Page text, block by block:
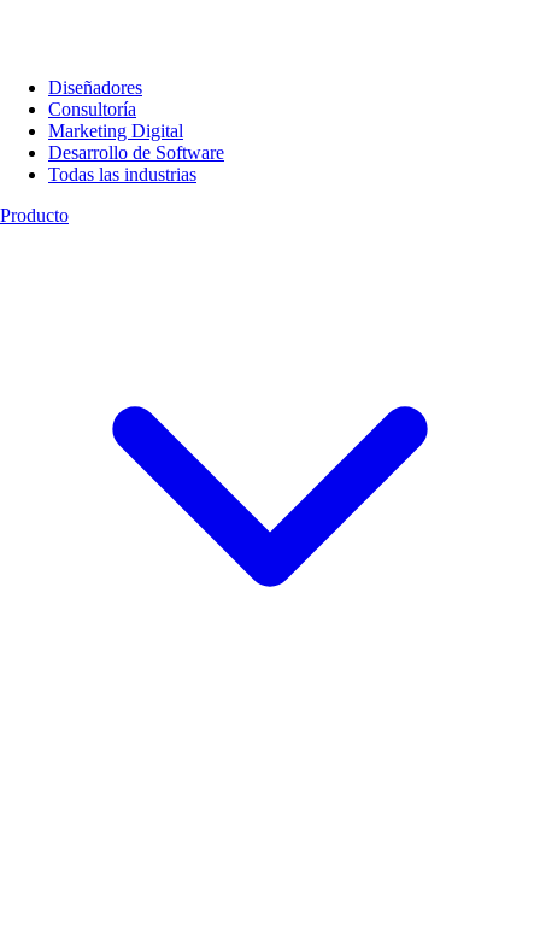
Diseñadores
Consultoría
Marketing Digital
Desarrollo de Software
Todas las industrias
Producto